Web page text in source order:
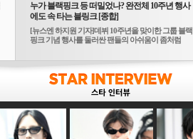
누가 블랙핑크 등 떠밀었나? 완전체 10주년 행사
에도 속 타는 블링크 [종합]
[뉴스엔 하지원 기자]데뷔 10주년을 맞이한 그룹 블랙
핑크 기념 행사를 둘러싼 팬들의 아쉬움이 좀처럼